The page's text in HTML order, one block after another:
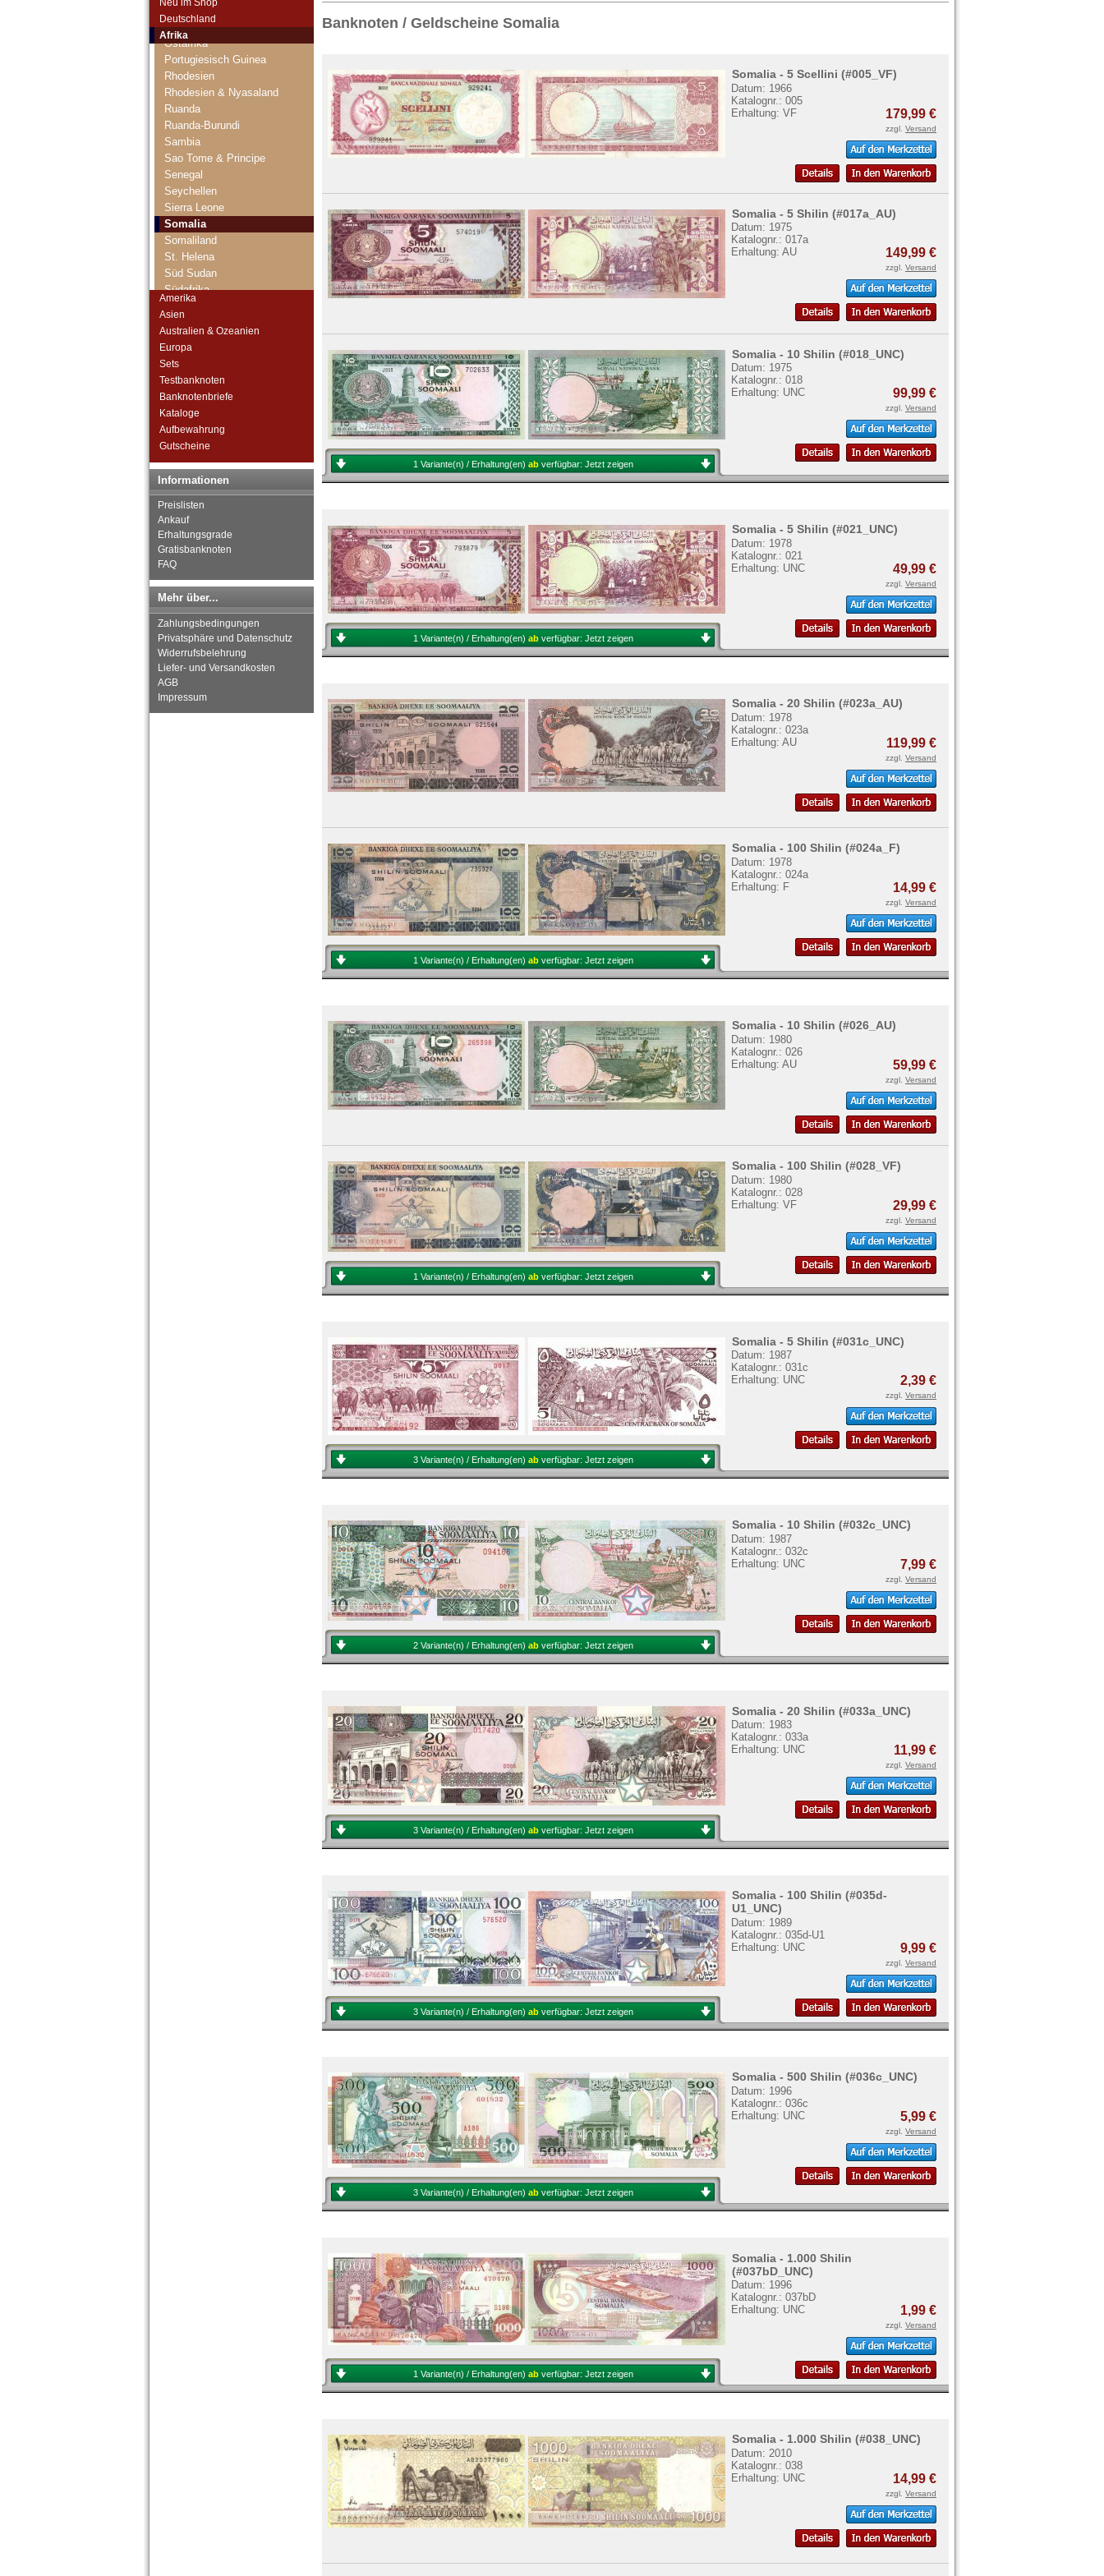
Siehier.
Deutschland
Afrika
Nigeria
Ostafrika
Portugiesisch Guinea
Rhodesien
Rhodesien & Nyasaland
Ruanda
Ruanda-Burundi
Sambia
Sao Tome & Principe
Senegal
Seychellen
Sierra Leone
Somalia
Somaliland
St. Helena
Süd Sudan
Südafrika
Togo
Westafrikanische Staaten
Zentralafrikanische Staaten
Zimbabwe
Amerika
Asien
Australien & Ozeanien
Europa
Sets
Testbanknoten
Banknotenbriefe
Kataloge
Aufbewahrung
Gutscheine
Informationen
Preislisten
Ankauf
Erhaltungsgrade
Gratisbanknoten
FAQ
Mehr über...
Zahlungsbedingungen
Privatsphäre und Datenschutz
Widerrufsbelehrung
Liefer- und Versandkosten
AGB
Impressum
Banknoten / Geldscheine Somalia
Somalia - 5 Scellini (#005_VF)
Datum: 1966
Katalognr.: 005
Erhaltung: VF
179,99 €
zzgl. Versand
Somalia - 5 Shilin (#017a_AU)
Datum: 1975
Katalognr.: 017a
Erhaltung: AU
149,99 €
zzgl. Versand
Somalia - 10 Shilin (#018_UNC)
Datum: 1975
Katalognr.: 018
Erhaltung: UNC
99,99 €
zzgl. Versand
1 Variante(n) / Erhaltung(en) ab verfügbar: Jetzt zeigen
Somalia - 5 Shilin (#021_UNC)
Datum: 1978
Katalognr.: 021
Erhaltung: UNC
49,99 €
zzgl. Versand
1 Variante(n) / Erhaltung(en) ab verfügbar: Jetzt zeigen
Somalia - 20 Shilin (#023a_AU)
Datum: 1978
Katalognr.: 023a
Erhaltung: AU
119,99 €
zzgl. Versand
Somalia - 100 Shilin (#024a_F)
Datum: 1978
Katalognr.: 024a
Erhaltung: F
14,99 €
zzgl. Versand
1 Variante(n) / Erhaltung(en) ab verfügbar: Jetzt zeigen
Somalia - 10 Shilin (#026_AU)
Datum: 1980
Katalognr.: 026
Erhaltung: AU
59,99 €
zzgl. Versand
Somalia - 100 Shilin (#028_VF)
Datum: 1980
Katalognr.: 028
Erhaltung: VF
29,99 €
zzgl. Versand
1 Variante(n) / Erhaltung(en) ab verfügbar: Jetzt zeigen
Somalia - 5 Shilin (#031c_UNC)
Datum: 1987
Katalognr.: 031c
Erhaltung: UNC
2,39 €
zzgl. Versand
3 Variante(n) / Erhaltung(en) ab verfügbar: Jetzt zeigen
Somalia - 10 Shilin (#032c_UNC)
Datum: 1987
Katalognr.: 032c
Erhaltung: UNC
7,99 €
zzgl. Versand
2 Variante(n) / Erhaltung(en) ab verfügbar: Jetzt zeigen
Somalia - 20 Shilin (#033a_UNC)
Datum: 1983
Katalognr.: 033a
Erhaltung: UNC
11,99 €
zzgl. Versand
3 Variante(n) / Erhaltung(en) ab verfügbar: Jetzt zeigen
Somalia - 100 Shilin (#035d-
U1_UNC)
Datum: 1989
Katalognr.: 035d-U1
Erhaltung: UNC
9,99 €
zzgl. Versand
3 Variante(n) / Erhaltung(en) ab verfügbar: Jetzt zeigen
Somalia - 500 Shilin (#036c_UNC)
Datum: 1996
Katalognr.: 036c
Erhaltung: UNC
5,99 €
zzgl. Versand
3 Variante(n) / Erhaltung(en) ab verfügbar: Jetzt zeigen
Somalia - 1.000 Shilin
(#037bD_UNC)
Datum: 1996
Katalognr.: 037bD
Erhaltung: UNC
1,99 €
zzgl. Versand
1 Variante(n) / Erhaltung(en) ab verfügbar: Jetzt zeigen
Somalia - 1.000 Shilin (#038_UNC)
Datum: 2010
Katalognr.: 038
Erhaltung: UNC
14,99 €
zzgl. Versand